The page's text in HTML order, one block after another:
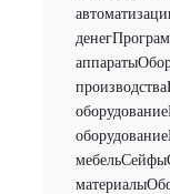
денег
аппараты
производства
оборудование
оборудование
мебельСейфы
материалы